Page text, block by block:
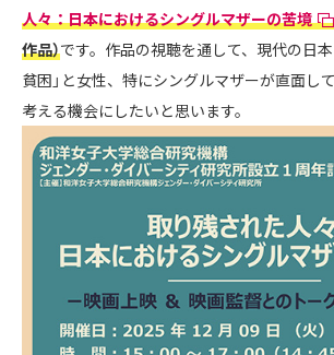
人々：日本におけるシングルマザーの苦境
作品）です。作品の視聴を通して、現代の日
貧困」と女性、特にシングルマザーが直面し
考える機会にしたいと思います。